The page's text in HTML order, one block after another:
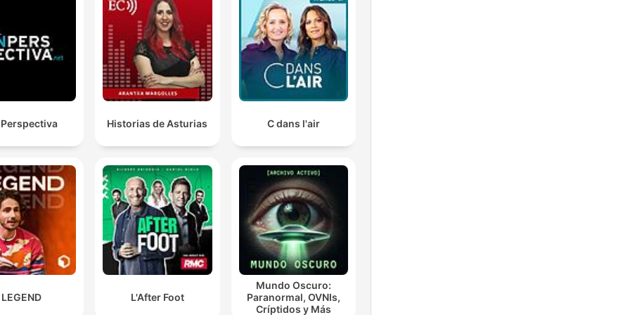
precariedade e falta de realismo na política portuguesa atual.
André Ventura conseguiu transformar a política toda em
permanência num circo do qual nós já só conseguimos
alteraram o debate político para um nível de entretenimento e
descredibilização.
Quando o Luís Montenegro foi reeleito com base na
Spinum Viva, a República, do ponto de vista ético,
morreu.
00:33:55 · O locutor expressa uma visão crítica sobre a
integridade ética da atual governação portuguesa.
A estratégia dos autoritários tem sido, em vários sítios,
Historias de Asturias C dans l'air
LEGEND L'After Foot
Mundo Oscuro:
Paranormal, OVNIs,
Críptidos y Más